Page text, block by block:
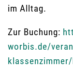
im Alltag.
Zur Buchung:
worbis.de/